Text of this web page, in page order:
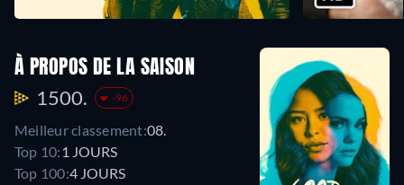
À PROPOS DE LA SAISON
1500. -96
Meilleur classement:08.
Top 10: 1 JOURS
Top 100:4 JOURS